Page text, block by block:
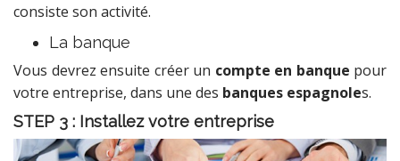
consiste son activité.
La banque
Vous devrez ensuite créer un compte en banque pour
votre entreprise, dans une des banques espagnoles.
STEP 3 : Installez votre entreprise